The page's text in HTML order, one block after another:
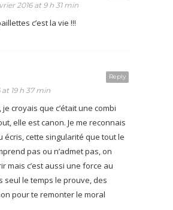
2016 at 9 h 31 min
c’est la vie !!!
Reply
19 h 37 min
croyais que c’était une combi
elle est canon. Je me reconnais
écris, cette singularité que tout le
pas ou n’admet pas, on
mais c’est aussi une force au
seul le temps le prouve, des
pour te remonter le moral